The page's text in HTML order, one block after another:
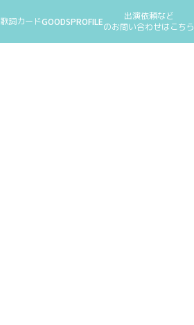
歌詞カードGOODSPROFILE
出演依頼など
のお問い合わせはこちら